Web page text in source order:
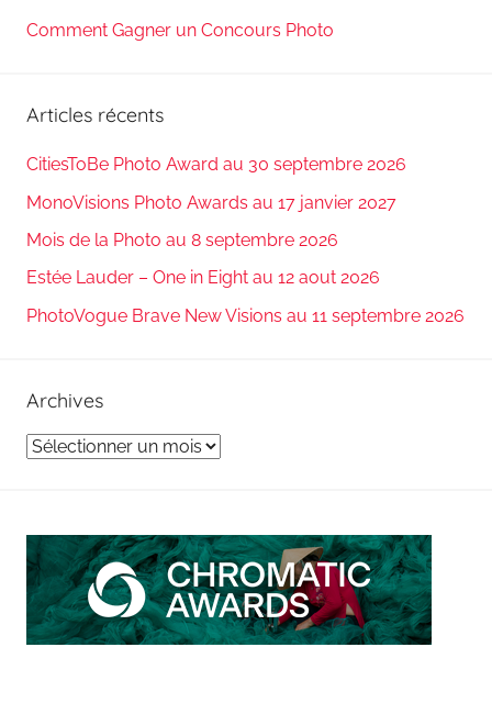
Comment Gagner un Concours Photo
Articles récents
CitiesToBe Photo Award au 30 septembre 2026
MonoVisions Photo Awards au 17 janvier 2027
Mois de la Photo au 8 septembre 2026
Estée Lauder – One in Eight au 12 aout 2026
PhotoVogue Brave New Visions au 11 septembre 2026
Archives
Archives